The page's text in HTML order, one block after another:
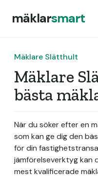
mäklarsmart
Mäklare Slätthult
Mäklare
bästa
När du söker efter en
som kan ge dig den
för din
jämförelseverktyg kan
mest kvalificerade